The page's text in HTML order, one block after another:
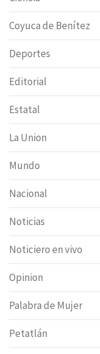
Coyuca de Benítez
Deportes
Editorial
Estatal
La Union
Mundo
Nacional
Noticias
Noticiero en vivo
Opinion
Palabra de Mujer
Petatlán